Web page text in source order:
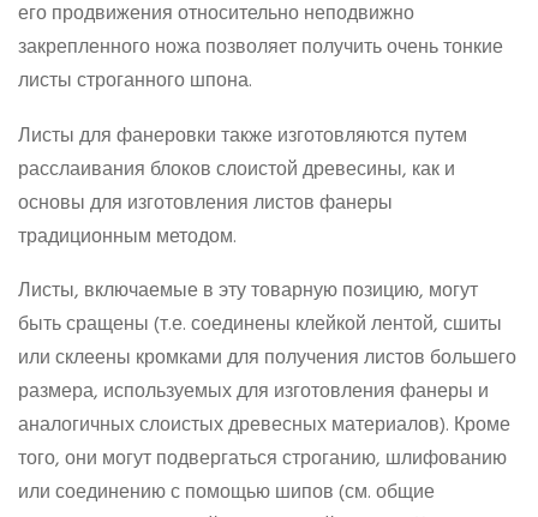
его продвижения относительно неподвижно
закрепленного ножа позволяет получить очень тонкие
листы строганного шпона.
Листы для фанеровки также изготовляются путем
расслаивания блоков слоистой древесины, как и
основы для изготовления листов фанеры
традиционным методом.
Листы, включаемые в эту товарную позицию, могут
быть сращены (т.е. соединены клейкой лентой, сшиты
или склеены кромками для получения листов большего
размера, используемых для изготовления фанеры и
аналогичных слоистых древесных материалов). Кроме
того, они могут подвергаться строганию, шлифованию
или соединению с помощью шипов (см. общие